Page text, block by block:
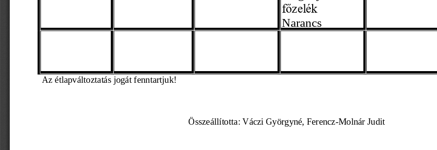
főzelék
Narancs
Az étlapváltoztatás jogát fenntartjuk!
                                         Összeállította: Váczi Györgyné, Ferencz-
Molnár Judit